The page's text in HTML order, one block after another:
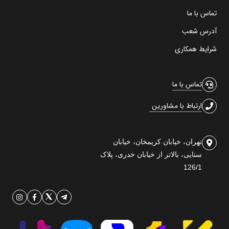
تماس با ما
آدرس شعب
شرایط همکاری
تماس با ما
ارتباط با مشاورین
تهران، خیابان کریمخان، خیابان
سنایی، بالاتر از خیابان خدری، پلاک
126/1